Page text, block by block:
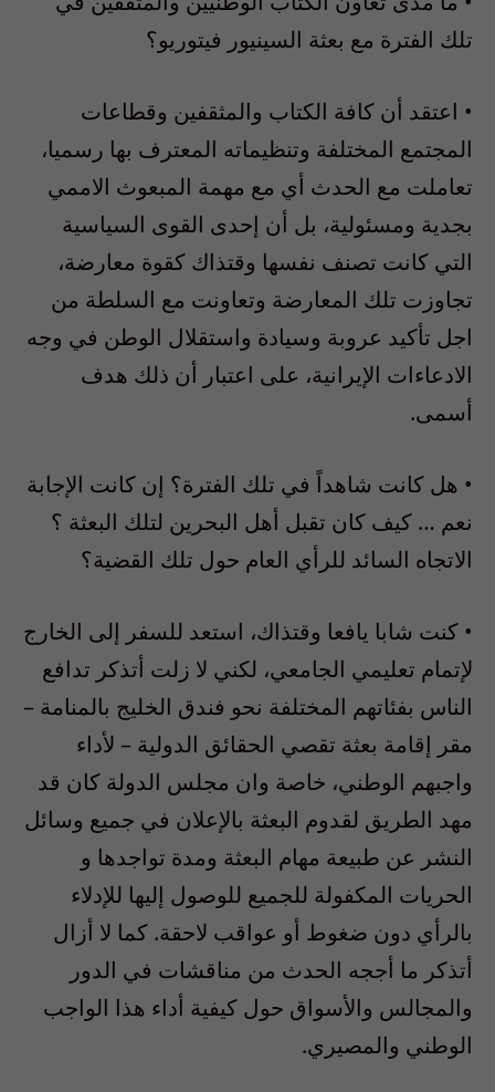
تلك الفترة مع بعثة السينيور فيتوريو؟
• اعتقد أن كافة الكتاب والمثقفين وقطاعات
المجتمع المختلفة وتنظيماته المعترف بها رسميا،
تعاملت مع الحدث أي مع مهمة المبعوث الاممي
بجدية ومسئولية، بل أن إحدى القوى السياسية
التي كانت تصنف نفسها وقتذاك كقوة معارضة،
تجاوزت تلك المعارضة وتعاونت مع السلطة من
اجل تأكيد عروبة وسيادة واستقلال الوطن في وجه
الادعاءات الإيرانية، على اعتبار أن ذلك هدف
أسمى.
• هل كانت شاهداً في تلك الفترة؟ إن كانت الإجابة
نعم … كيف كان تقبل أهل البحرين لتلك البعثة ؟
الاتجاه السائد للرأي العام حول تلك القضية؟
• كنت شابا يافعا وقتذاك، استعد للسفر إلى الخارج
لإتمام تعليمي الجامعي، لكني لا زلت أتذكر تدافع
الناس بفئاتهم المختلفة نحو فندق الخليج بالمنامة –
مقر إقامة بعثة تقصي الحقائق الدولية – لأداء
واجبهم الوطني، خاصة وان مجلس الدولة كان قد
مهد الطريق لقدوم البعثة بالإعلان في جميع وسائل
النشر عن طبيعة مهام البعثة ومدة تواجدها و
الحريات المكفولة للجميع للوصول إليها للإدلاء
بالرأي دون ضغوط أو عواقب لاحقة. كما لا أزال
أتذكر ما أججه الحدث من مناقشات في الدور
والمجالس والأسواق حول كيفية أداء هذا الواجب
الوطني والمصيري.